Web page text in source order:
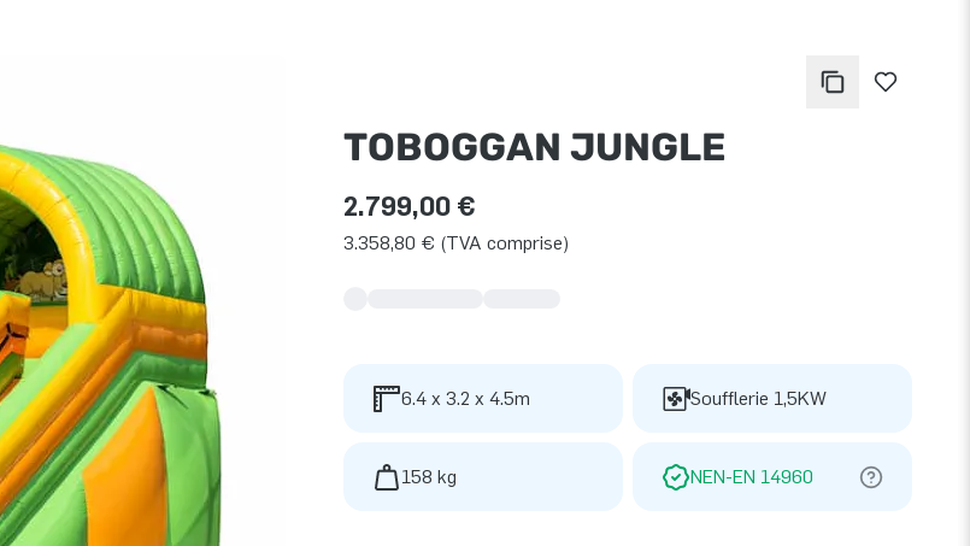
TOBOGGAN JUNGLE
2.799,00 €
3.358,80 € (TVA comprise)
6.4 x 3.2 x 4.5m Soufflerie 1,5KW
158 kg NEN-EN 14960